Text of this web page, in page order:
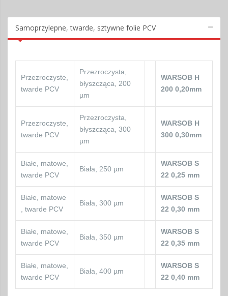
Samoprzylepne, twarde, sztywne folie PCV
Przezroczyste,
twarde PCV
Przezroczysta,
błyszcząca, 200
µm
WARSOB H
200 0,20mm
Przezroczyste,
twarde PCV
Przezroczysta,
błyszcząca, 300
µm
WARSOB H
300 0,30mm
Białe, matowe,
twarde PCV
Biała, 250 µm
WARSOB S
22 0,25 mm
Białe, matowe
, twarde PCV
Biała, 300 µm
WARSOB S
22 0,30 mm
Białe, matowe,
twarde PCV
Biała, 350 µm
WARSOB S
22 0,35 mm
Białe, matowe,
twarde PCV
Biała, 400 µm
WARSOB S
22 0,40 mm